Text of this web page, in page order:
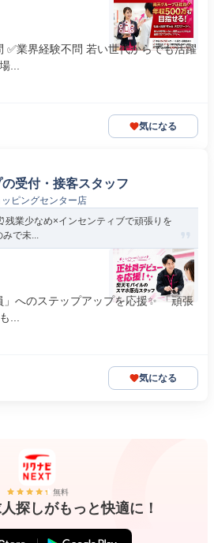
✅業界経験不問 若い世代からでも活躍
...
気になる
受付・接客スタッフ
ピングセンター店
残業少なめ×インセンティブで頑張りを
みで未...
へのステップアップを応援✨ 「頑張
...
気になる
無料
探しがもっと快適に！